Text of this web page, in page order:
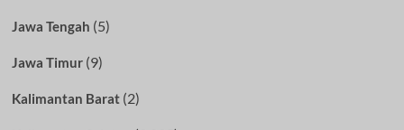
Jawa Tengah (5)
Jawa Timur(9)
Kalimantan Barat(2)